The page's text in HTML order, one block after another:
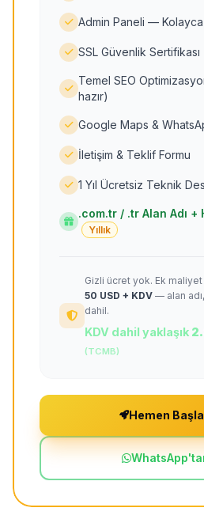
Admin Paneli —
SSL Güvenlik Sertifikası
Temel SEO
hazır)
Google Maps &
İletişim & Teklif Formu
1 Yıl Ücretsiz Teknik
.com.tr / .tr Alan Adı +
Yıllık
Gizli ücret yok. Ek
50 USD + KDV — alan
dahil.
KDV dahil yaklaşık
(TCMB)
Hemen